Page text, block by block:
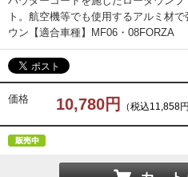
ト。航空機等でも使用するアルミ材
ウン【適合車種】MF06・08FORZA
価格 10,780円 （税込11,858円